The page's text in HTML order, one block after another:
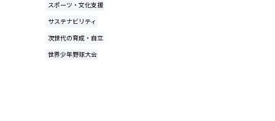
スポーツ・文化支援
サステナビリティ
次世代の育成・自立
世界少年野球大会